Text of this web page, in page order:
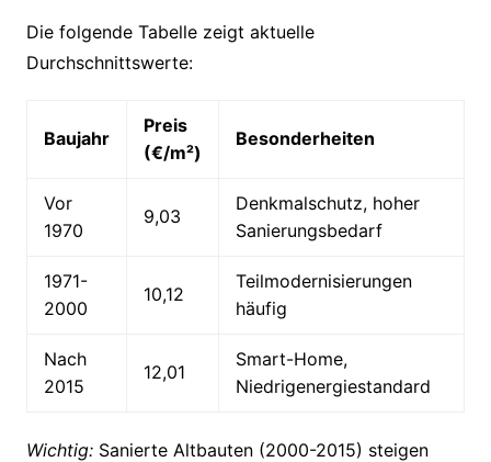
Die folgende Tabelle zeigt aktuelle
Durchschnittswerte:
Baujahr
Preis
(€/m²)
Besonderheiten
Vor
1970
9,03
Denkmalschutz, hoher
Sanierungsbedarf
1971-
2000
10,12
Teilmodernisierungen
häufig
Nach
2015
12,01
Smart-Home,
Niedrigenergiestandard
Wichtig:Sanierte Altbauten (2000-2015) steigen